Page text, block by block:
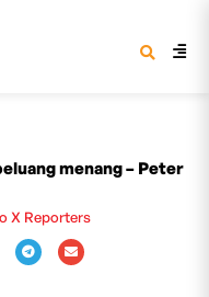
menang – Peter
X Reporters